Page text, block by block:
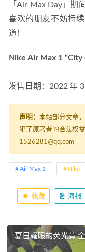
「Air Max Day」期
喜欢的朋友不妨持
道！
Nike Air Max 1 “City
发售日期：2022 年 3
声明： 本站部分文章
犯了原著者的合法权
1526281@qq.com
Air Max 1 Nike
收藏 海报
夏日耀眼的荧光黄